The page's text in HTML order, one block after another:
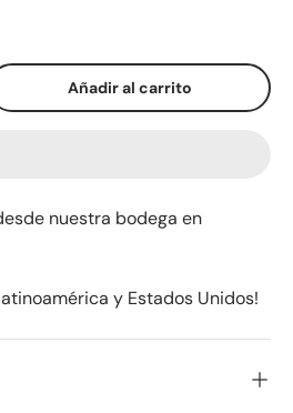
Añadir al carrito
nuestra bodega en
y Estados Unidos!